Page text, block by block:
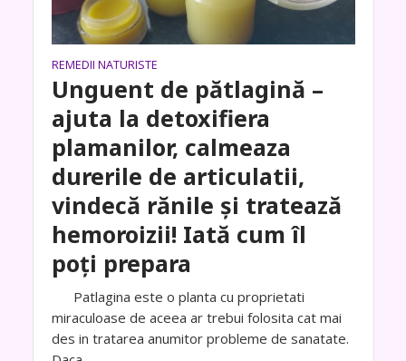
REMEDII NATURISTE
Unguent de pătlagină –
ajuta la detoxifiera
plamanilor, calmeaza
durerile de articulatii,
vindecă rănile și tratează
hemoroizii! Iată cum îl
poți prepara
Patlagina este o planta cu proprietati
miraculoase de aceea ar trebui folosita cat mai
des in tratarea anumitor probleme de sanatate.